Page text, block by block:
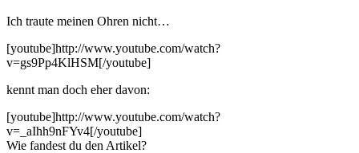
Ich traute meinen Ohren nicht…
[youtube]http://www.youtube.com/watch?
v=gs9Pp4KlHSM[/youtube]
kennt man doch eher davon:
[youtube]http://www.youtube.com/watch?
v=_aIhh9nFYv4[/youtube]
Wie fandest du den Artikel?